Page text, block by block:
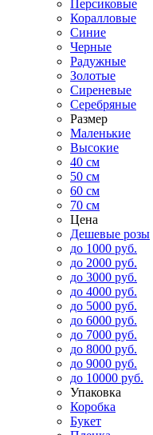
Персиковые
Коралловые
Синие
Черные
Радужные
Золотые
Сиреневые
Серебряные
Размер
Маленькие
Высокие
40 см
50 см
60 см
70 см
Цена
Дешевые розы
до 1000 руб.
до 2000 руб.
до 3000 руб.
до 4000 руб.
до 5000 руб.
до 6000 руб.
до 7000 руб.
до 8000 руб.
до 9000 руб.
до 10000 руб.
Упаковка
Коробка
Букет